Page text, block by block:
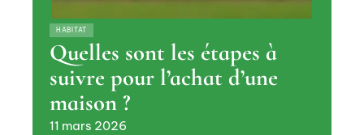
HABITAT
Quelles sont les étapes à
suivre pour l’achat d’une
maison ?
11 mars 2026